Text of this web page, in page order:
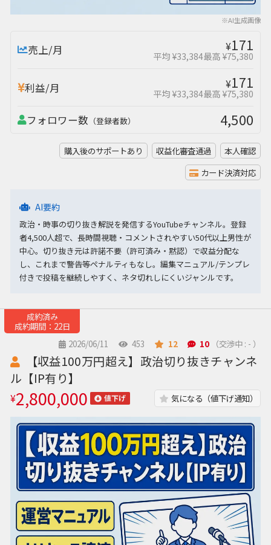
※AI生成画像
売上/月 ¥171
平均 ¥33,384最高 ¥75,380
利益/月 ¥171
平均 ¥33,384最高 ¥75,380
フォロワー数 （登録者数） 4,500
購入後のサポートあり 収益化審査通過
本人確認
カード決済対応
AI要約
政治・時事の切り抜き解説を発信するYouTubeチャンネル。登録
者4,500人超で、長時間視聴・コメントされやすい50代以上男性が
中心。切り抜き元は許諾不要（許可済み・黙認）で収益分配な
し、これまで警告等ペナルティもなし。編集マニュアル/テンプレ
付きで投稿を継続しやすく、ネタ切れしにくいジャンルです。
成約済み
成約期間：22日
2026/06/11
453 12 10 （交渉中 : - ）
【収益100万円超え】政治切り抜きチャンネ
ル【IP有り】
¥2,800,000 値下げ 気になる（値下げ通知）